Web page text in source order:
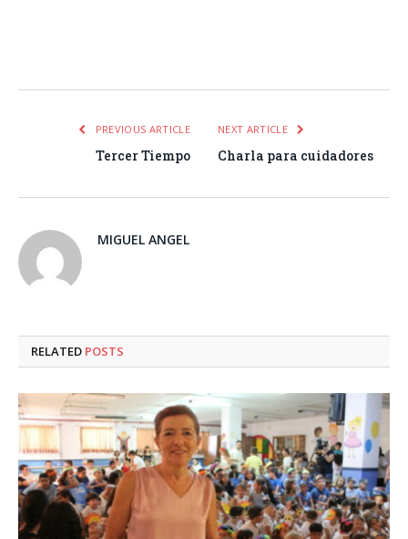
PREVIOUS ARTICLE
Tercer Tiempo
NEXT ARTICLE
Charla para cuidadores
MIGUEL ANGEL
RELATED POSTS